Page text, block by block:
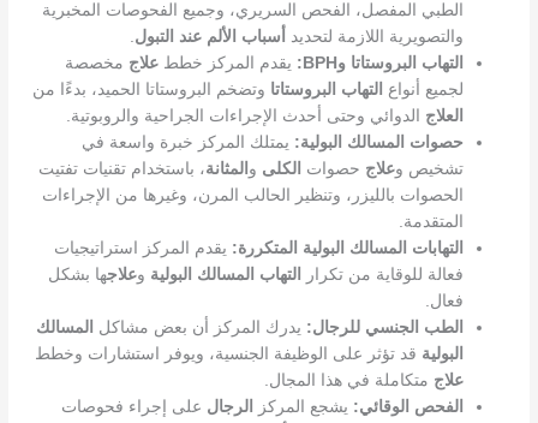
الطبي المفصل، الفحص السريري، وجميع الفحوصات المخبرية
والتصويرية اللازمة لتحديد
أسباب الألم عند التبول.
التهاب البروستاتا وBPH:
يقدم المركز خططعلاج مخصصة
لجميع أنواع التهاب البروستاتا وتضخم البروستاتا الحميد، بدءًا من
العلاج الدوائي وحتى أحدث الإجراءات الجراحية والروبوتية.
حصوات المسالك البولية: يمتلك المركز خبرة واسعة في
تشخيص وعلاج حصوات الكلى و المثانة، باستخدام تقنيات تفتيت
الحصوات بالليزر، وتنظير الحالب المرن، وغيرها من الإجراءات
المتقدمة.
التهابات المسالك البولية المتكررة: يقدم المركز استراتيجيات
فعالة للوقاية من تكرار
التهاب المسالك البولية وعلاجها بشكل
فعال.
الطب الجنسي للرجال: يدرك المركز أن بعض مشاكل المسالك
البولية قد تؤثر على الوظيفة الجنسية، ويوفر استشارات وخطط
علاج متكاملة في هذا المجال.
الفحص الوقائي: يشجع المركز الرجال على إجراء فحوصات